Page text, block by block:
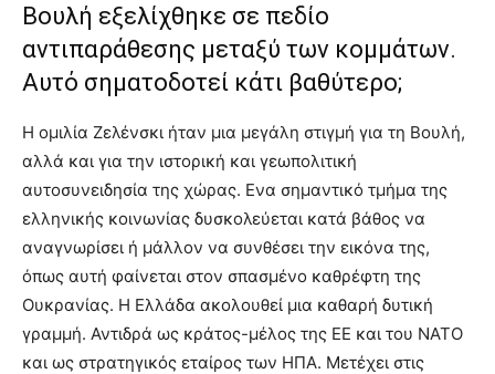
Βουλή εξελίχθηκε σε πεδίο
αντιπαράθεσης μεταξύ των κομμάτων.
Αυτό σηματοδοτεί κάτι βαθύτερο;
Η ομιλία Ζελένσκι ήταν μια μεγάλη στιγμή για τη Βουλή,
αλλά και για την ιστορική και γεωπολιτική
αυτοσυνειδησία της χώρας. Ενα σημαντικό τμήμα της
ελληνικής κοινωνίας δυσκολεύεται κατά βάθος να
αναγνωρίσει ή μάλλον να συνθέσει την εικόνα της,
όπως αυτή φαίνεται στον σπασμένο καθρέφτη της
Ουκρανίας. Η Ελλάδα ακολουθεί μια καθαρή δυτική
γραμμή. Αντιδρά ως κράτος-μέλος της ΕΕ και του ΝΑΤΟ
και ως στρατηγικός εταίρος των ΗΠΑ. Μετέχει στις